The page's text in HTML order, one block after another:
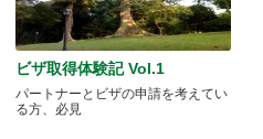
ビザ取得体験記 Vol.1
パートナーとビザの申請を考えてい
る方、必見